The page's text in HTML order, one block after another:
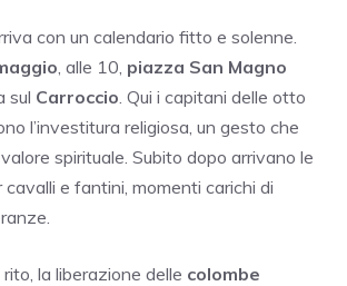
con un calendario fitto e solenne.
, alle 10, piazza San Magno
sul Carroccio . Qui i capitani delle otto
l’investitura religiosa, un gesto che
spirituale. Subito dopo arrivano le
e fantini, momenti carichi di
la liberazione delle colombe